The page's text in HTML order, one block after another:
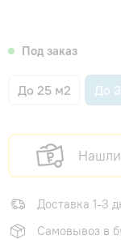
Под заказ
До 25 м2 До
Доставка 1-3
Самовывоз в